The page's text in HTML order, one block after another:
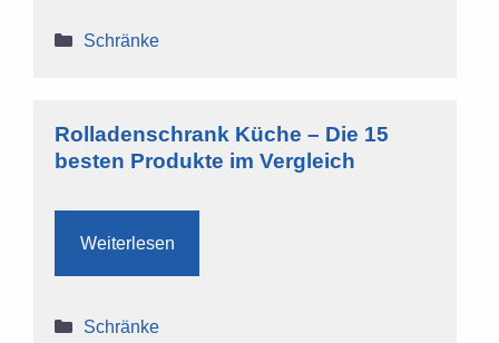
Kategorien
Schränke
Rolladenschrank Küche – Die 15
besten Produkte im Vergleich
Weiterlesen
Kategorien
Schränke